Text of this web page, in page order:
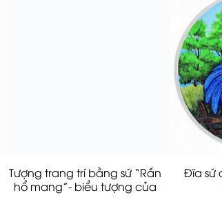
Tượng trang trí bằng sứ “Rắn
hổ mang”- biểu tượng của
Đĩa sứ